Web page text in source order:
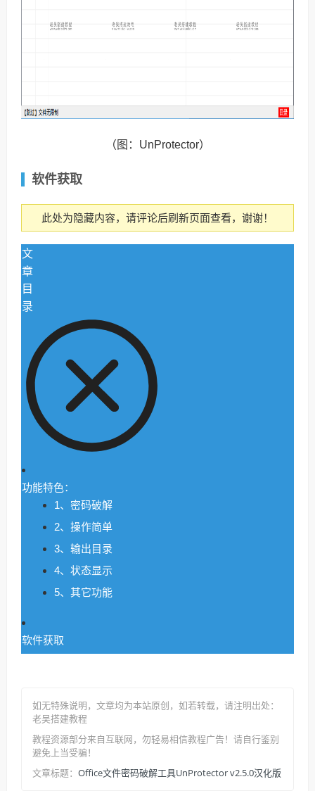
（图：UnProtector）
软件获取
此处为隐藏内容，请评论后刷新页面查看，谢谢！
文
章
目
录
功能特色：
1、密码破解
2、操作简单
3、输出目录
4、状态显示
5、其它功能
软件获取
如无特殊说明，文章均为本站原创 ，如若转载，请注明出处：
老吴搭建教程
教程资源部分来自互联网，勿轻易相信教程广告！请自行鉴别
避免上当受骗！
文章标题： Office文件密码破解工具UnProtector v2.5.0汉化版